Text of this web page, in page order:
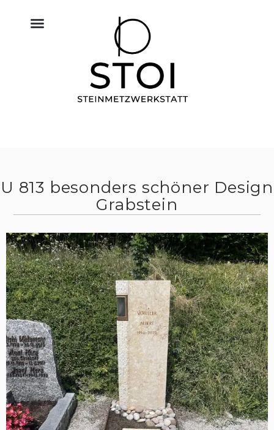
U 813 besonders schöner Design
Grabstein